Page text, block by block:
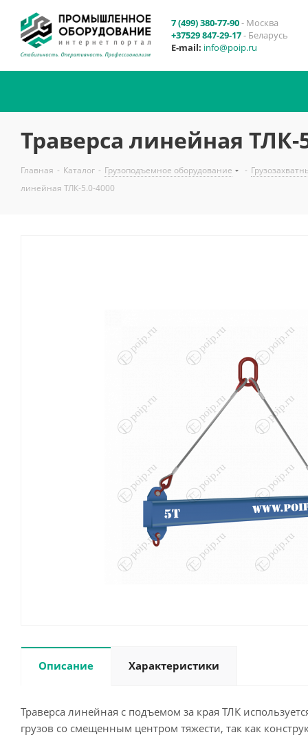
7 (499) 380-77-90- Москва
+37529 847-29-17- Беларусь
E-mail: info@poip.ru
Траверса линейная ТЛК-
Главная - Каталог - Грузоподъемное оборудование -
линейная ТЛК-5.0-4000
Описание Характеристики
Траверса линейная с подъемом за края ТЛК
грузов со смещенным центром тяжести, так как